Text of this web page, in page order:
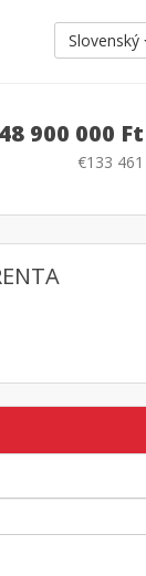
Slovenský
48 900 000 Ft
€133 461